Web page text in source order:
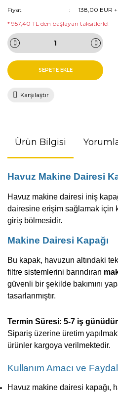
Fiyat
138,00 EUR
* 957,40 TL den başlayan taksitlerle!
SEPETE EKLE
Karşılaştır
Ürün Bilgisi
Havuz Makine Dairesi
Havuz makine dairesi iniş
dairesine erişim sağlamak için
giriş bölmesidir.
Makine Dairesi Kapağı
Bu kapak, havuzun altındaki
filtre sistemlerini barındıran
güvenli bir şekilde bakımını
tasarlanmıştır.
Termin Süresi: 5-7 iş
Sipariş üzerine üretim
ürünler kargoya verilmektedir.
Kullanım Amacı ve
Havuz makine dairesi kapağı,